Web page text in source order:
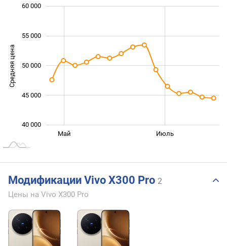
Средняя цена 40 000
40 000
60 000
50 000
55 000
45 000
Май Июль
Модификации Vivo X300 Pro 2
Цены на Vivo X300 Pro